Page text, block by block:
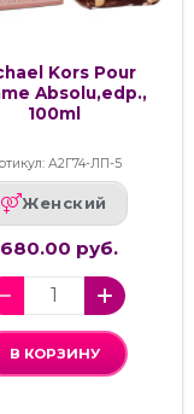
Kors Pour
Absolu,edp.,
100ml
А2Г74-ЛП-5
Женский
руб.
В КОРЗИНУ